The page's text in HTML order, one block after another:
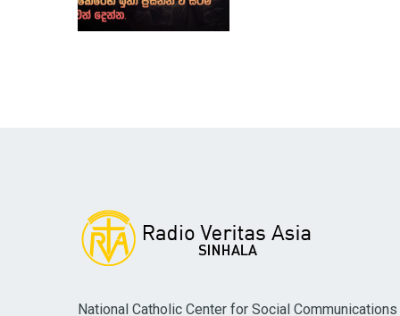
National Catholic Center for Social Communications